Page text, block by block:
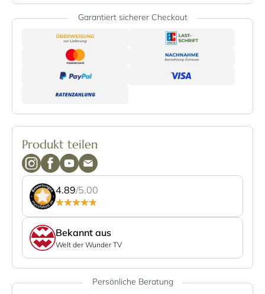
Garantiert sicherer Checkout
Produkt teilen
4.89/5.00
Bekannt aus
Welt der Wunder TV
Persönliche Beratung